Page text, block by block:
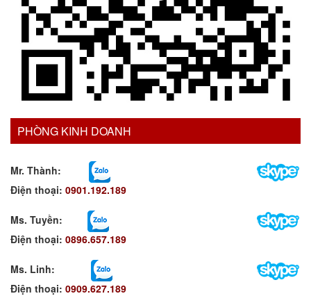
PHÒNG KINH DOANH
Mr. Thành:
Điện thoại: 0901.192.189
Ms. Tuyền:
Điện thoại: 0896.657.189
Ms. Linh:
Điện thoại: 0909.627.189